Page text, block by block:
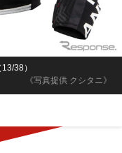
《写真提供 クシタニ》
38）